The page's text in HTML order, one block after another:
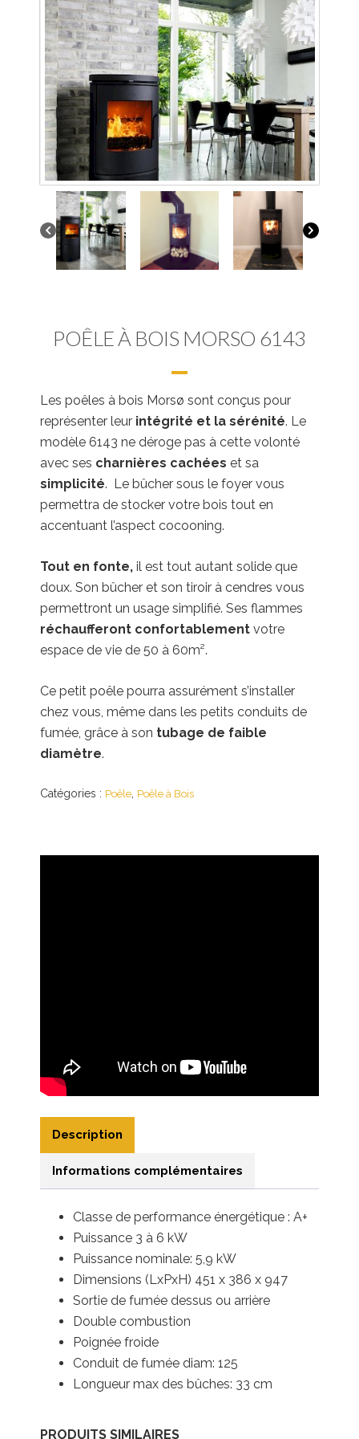
POÊLE À BOIS MORSO 6143
Les poêles à bois Morsø sont conçus pour
représenter leur intégrité et la sérénité. Le
modèle 6143 ne déroge pas à cette volonté
avec ses charnières cachées et sa
simplicité. Le bûcher sous le foyer vous
permettra de stocker votre bois tout en
accentuant l’aspect cocooning.
Tout en fonte, il est tout autant solide que
doux. Son bûcher et son tiroir à cendres vous
permettront un usage simplifié. Ses flammes
réchaufferont confortablement votre
espace de vie de 50 à 60m².
Ce petit poêle pourra assurément s’installer
chez vous, même dans les petits conduits de
fumée, grâce à son tubage de faible
diamètre.
Catégories : Poêle, Poêle à Bois
Description
Informations complémentaires
Classe de performance énergétique : A+
Puissance 3 à 6 kW
Puissance nominale: 5,9 kW
Dimensions (LxPxH) 451 x 386 x 947
Sortie de fumée dessus ou arrière
Double combustion
Poignée froide
Conduit de fumée diam: 125
Longueur max des bûches: 33 cm
PRODUITS SIMILAIRES